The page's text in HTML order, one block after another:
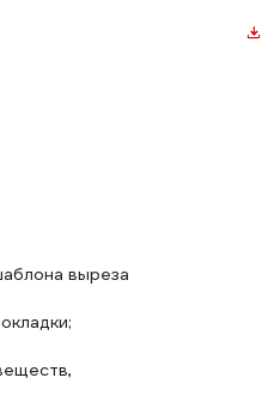
выреза